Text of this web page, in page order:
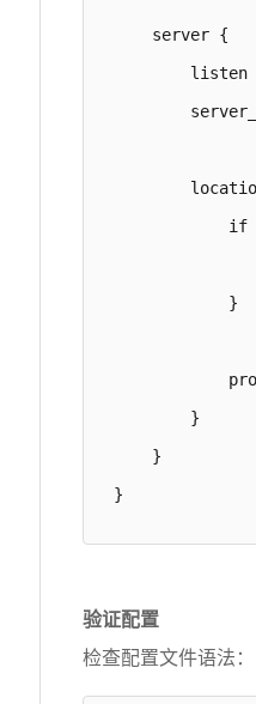
server {
listen
location
if
return
}
}
}
}
验证配置
检查配置文件语法：